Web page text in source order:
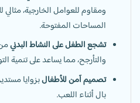
ومقاوم للعوامل الخارجية، مثالي
المساحات المفتوحة.
تشجع الطفل على النشاط البدني
والتأرجح، مما يساعد على تنمية
تصميم آمن للأطفالبزوايا
بال أثناء اللعب.